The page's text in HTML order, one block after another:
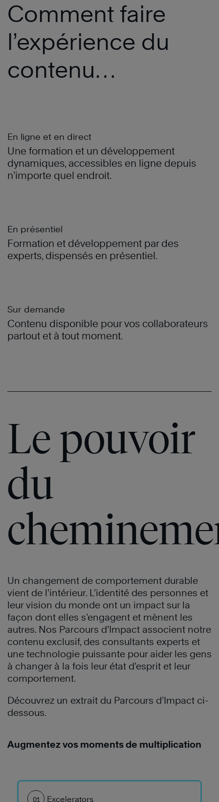
Comment faire
l’expérience du
contenu
En ligne et en direct
Une formation et un développement
dynamiques, accessibles en ligne depuis
n’importe quel endroit.
En présentiel
Formation et développement par des
experts, dispensés en présentiel.
Sur demande
Contenu disponible pour vos collaborateurs
partout et à tout moment.
Le pouvoir
du
Un changement de comportement durable
vient de l’intérieur. L’identité des personnes et
leur vision du monde ont un impact sur la
façon dont elles s’engagent et mènent les
autres. Nos Parcours d’Impact associent notre
contenu exclusif, des consultants experts et
une technologie puissante pour aider les gens
à changer à la fois leur état d’esprit et leur
comportement.
Découvrez un extrait du Parcours d’Impact ci-
dessous.
Augmentez vos moments de multiplication
01 Excelerators